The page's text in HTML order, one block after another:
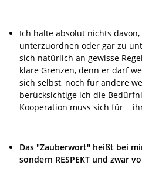
Ich halte absolut nichts
unterzuordnen oder gar zu
sich natürlich an gewisse
klare Grenzen, denn er darf
sich selbst, noch für andere
berücksichtige ich die
Kooperation muss sich für
Das "Zauberwort" heißt bei
sondern RESPEKT und zwar